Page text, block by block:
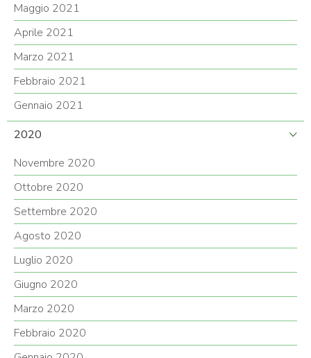
Maggio 2021
Aprile 2021
Marzo 2021
Febbraio 2021
Gennaio 2021
2020
Novembre 2020
Ottobre 2020
Settembre 2020
Agosto 2020
Luglio 2020
Giugno 2020
Marzo 2020
Febbraio 2020